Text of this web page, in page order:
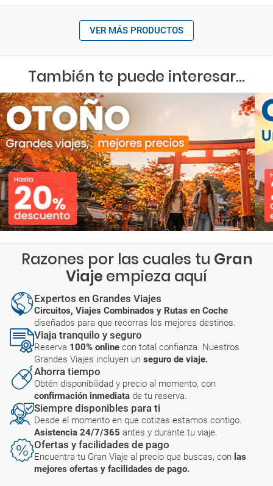
VER MÁS PRODUCTOS
También te puede interesar...
Razones por las cuales tu Gran
Viaje empieza aquí
Expertos en Grandes Viajes
Circuitos, Viajes Combinados y Rutas en Coche
diseñados para que recorras los mejores destinos.
Viaja tranquilo y seguro
Reserva 100% online con total confianza. Nuestros
Grandes Viajes incluyen un seguro de viaje.
Ahorra tiempo
Obtén disponibilidad y precio al momento, con
confirmación inmediata de tu reserva.
Siempre disponibles para ti
Desde el momento en que cotizas estamos contigo.
Asistencia 24/7/365 antes y durante tu viaje.
Ofertas y facilidades de pago
Encuentra tu Gran Viaje al precio que buscas, con las
mejores ofertas y facilidades de pago.